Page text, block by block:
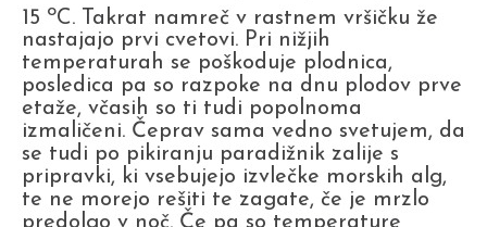
15 oC. Takrat namreč v rastnem vršičku že
nastajajo prvi cvetovi. Pri nižjih
temperaturah se poškoduje plodnica,
posledica pa so razpoke na dnu plodov prve
etaže, včasih so ti tudi popolnoma
izmaličeni. Čeprav sama vedno svetujem, da
se tudi po pikiranju paradižnik zalije s
pripravki, ki vsebujejo izvlečke morskih alg,
te ne morejo rešiti te zagate, če je mrzlo